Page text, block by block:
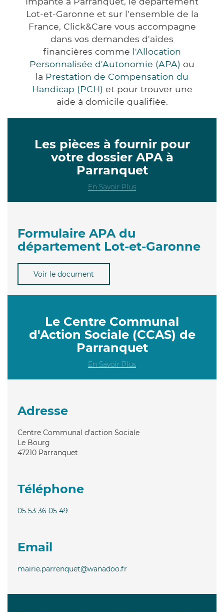
Lot-et-Garonne et sur l'ensemble de la
France, Click&Care vous accompagne
dans vos demandes d'aides
financières comme l'Allocation
Personnalisée d'Autonomie (APA) ou
la Prestation de Compensation du
Handicap (PCH) et pour trouver une
aide à domicile qualifiée.
Les pièces à fournir pour
votre dossier APA à
Parranquet
En Savoir Plus
Formulaire APA du
département Lot-et-Garonne
Voir le document
Le Centre Communal
d'Action Sociale (CCAS) de
Parranquet
En Savoir Plus
Adresse
Centre Communal d'action Sociale
Le Bourg
47210 Parranquet
Téléphone
05 53 36 05 49
Email
mairie.parrenquet@wanadoo.fr